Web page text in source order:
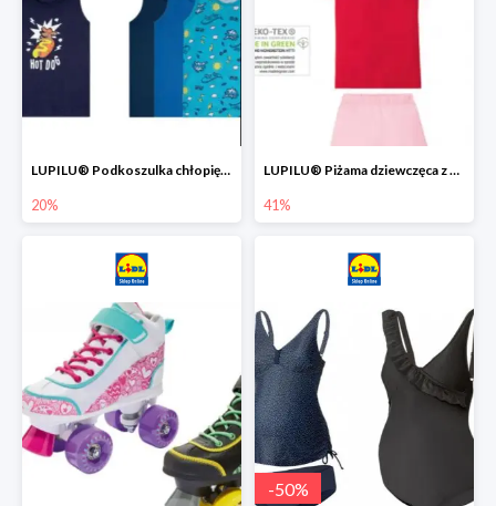
LUPILU® Podkoszulka chłopięca z bawełny -20%
20%
LUPILU® Piżama dziewczęca z bawełny -41%
41%
-50%